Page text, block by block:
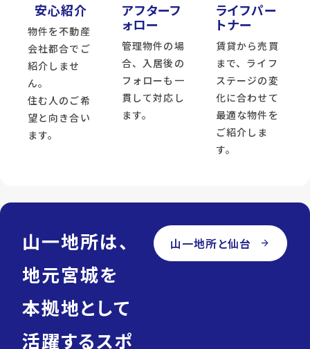
安心紹介
物件を不動産
会社都合でご
紹介しませ
ん。
住む人のご希
望と向き合い
ます。
アフターフ
ォロー
管理物件の場
合、入居後の
フォローも一
貫して対応し
ます。
ライフパー
トナー
賃貸から売買
まで、ライフ
ステージの変
化に合わせて
最適な物件を
ご紹介しま
す。
山一地所は、
地元宮城を
本拠地として
活躍するスポ
山一地所と仙台 arrow_forward